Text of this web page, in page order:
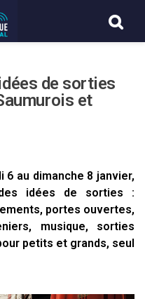
de sorties
et
6 au dimanche 8 janvier,
idées de sorties :
portes ouvertes,
musique, sorties
petits et grands, seul